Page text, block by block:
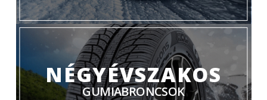
NÉGYÉVSZAKOS
GUMIABRONCSOK